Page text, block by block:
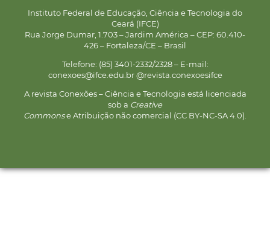
Instituto Federal de Educação, Ciência e Tecnologia do
Ceará (IFCE)
Rua Jorge Dumar, 1.703 – Jardim América – CEP: 60.410-
426 – Fortaleza/CE – Brasil
Telefone: (85) 3401-2332/2328 – E-mail:
conexoes@ifce.edu.br @revista.conexoesifce
A revista Conexões – Ciência e Tecnologia está licenciada
sob a Creative
Commonse Atribuição não comercial (CC BY-NC-SA 4.0).